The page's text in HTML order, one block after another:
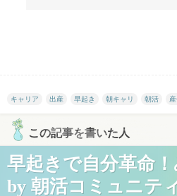
キャリア 出産 早起き 朝キャリ 朝活
この記事を書いた人
早起きで自分革命
by 朝活コミュニテ